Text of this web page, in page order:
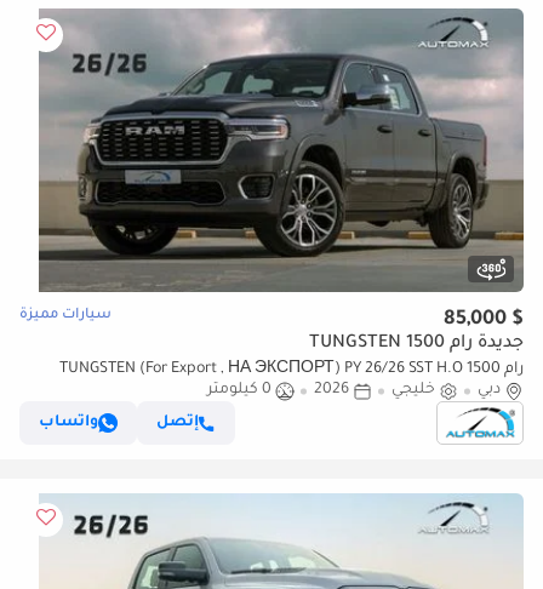
$ 85,000 سيارات مميزة
جديدة رام 1500 TUNGSTEN
رام 1500 TUNGSTEN (For Export , НА ЭКСПОРТ) PY 26/26 SST H.O
3.0TT GCC Без пробега
دبي خليجي 2026
0 كيلومتر
إتصل
واتساب